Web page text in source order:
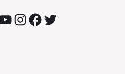
Instagram
Facebook
Twitter